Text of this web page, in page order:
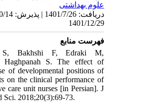
دریافت: 1401/7/26 | پذیرش: 1401/10/14 | انتشار:
1. Montaseri S, Bakhshi F,
Razavinejad S, Haghpanah S. The
educating the use of developmental
premature infants on the clinical
neonatal intensive care unit nurses [in
Babol Univ Med Sci. 2018;20(3):69-73.